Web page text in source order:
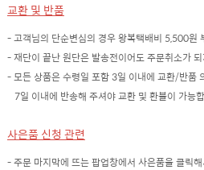
교환 및 반품
- 고객님의 단순변심의 경우 왕복택배비 5,500원
- 재단이 끝난 원단은 발송전이어도 주문취소가
- 모든 상품은 수령일 포함 3일 이내에 교환/반품
7일 이내에 반송해 주셔야 교환 및 환불이 가능
사은품 신청 관련
- 주문 마지막에 뜨는 팝업창에서 사은품을 클릭